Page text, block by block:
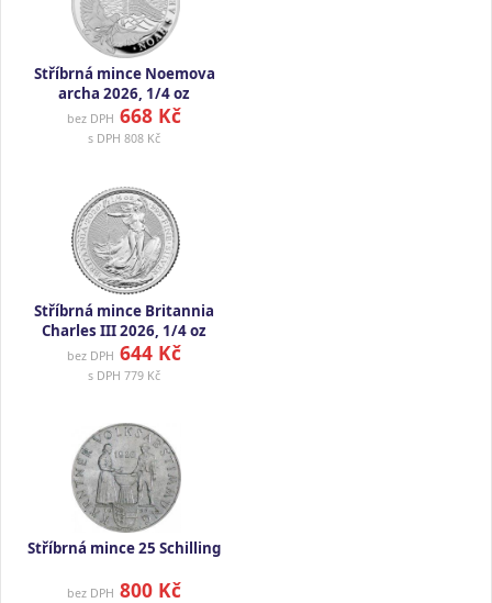
Stříbrná mince Noemova
archa 2026, 1/4 oz
bez DPH 668 Kč
s DPH 808 Kč
Stříbrná mince Britannia
Charles III 2026, 1/4 oz
bez DPH 644 Kč
s DPH 779 Kč
Stříbrná mince 25 Schilling
bez DPH 800 Kč